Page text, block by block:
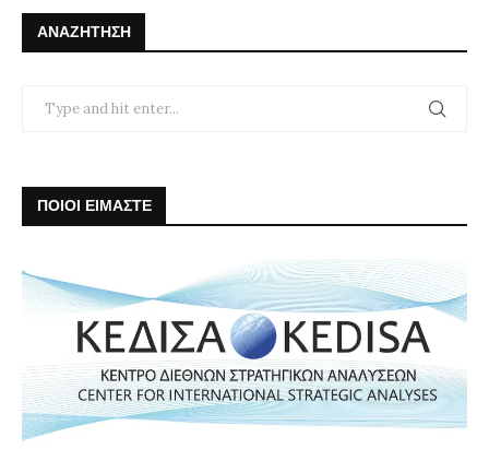
ΑΝΑΖΉΤΗΣΗ
ΠΟΙΟΙ ΕΙΜΑΣΤΕ